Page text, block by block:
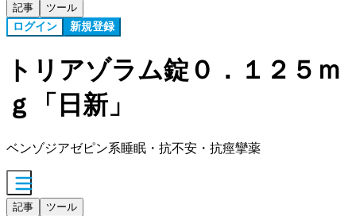
記事 ツール
ログイン 新規登録
トリアゾラム錠０．１２５ｍ
ｇ「日新」
ベンゾジアゼピン系睡眠・抗不安・抗痙攣薬
記事 ツール